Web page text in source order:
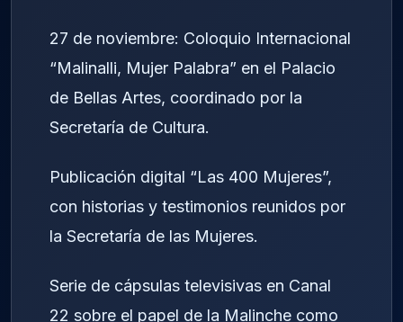
27 de noviembre: Coloquio Internacional
“Malinalli, Mujer Palabra” en el Palacio
de Bellas Artes, coordinado por la
Secretaría de Cultura.
Publicación digital “Las 400 Mujeres”,
con historias y testimonios reunidos por
la Secretaría de las Mujeres.
Serie de cápsulas televisivas en Canal
22 sobre el papel de la Malinche como